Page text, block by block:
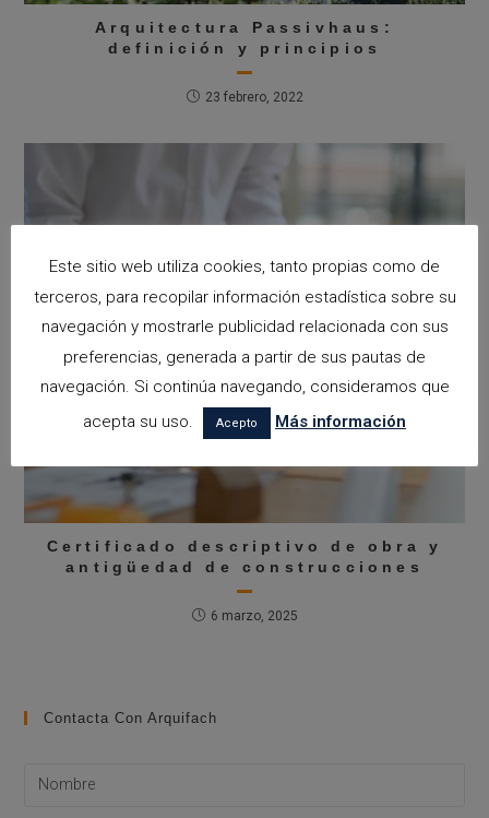
Arquitectura Passivhaus:
definición y principios
23 febrero, 2022
Certificado descriptivo de obra y
antigüedad de construcciones
6 marzo, 2025
Contacta Con Arquifach
Este sitio web utiliza cookies, tanto propias como de
terceros, para recopilar información estadística sobre su
navegación y mostrarle publicidad relacionada con sus
preferencias, generada a partir de sus pautas de
navegación. Si continúa navegando, consideramos que
acepta su uso.
Acepto Más información